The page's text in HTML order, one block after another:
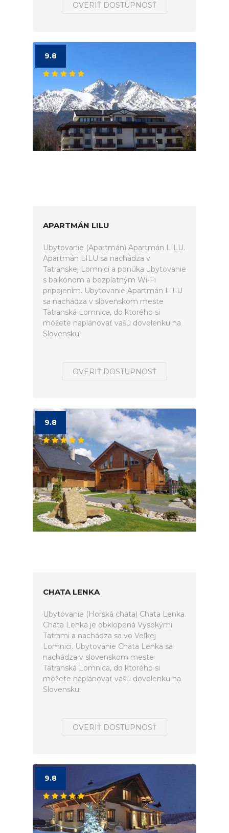
OVERIŤ DOSTUPNOSŤ
9.8
APARTMÁN LILU
Ubytovanie (Apartmán) Apartmán LILU.
Apartmán LILU sa nachádza v
Tatranskej Lomnici a ponúka ubytovanie
s balkónom a bezplatným Wi-Fi
pripojením. Ubytovanie Apartmán LILU
sa nachádza v slovenskom meste
Tatranská Lomnica, do ktorého si
môžete naplánovať vašú dovolenku na
Slovensku.
OVERIŤ DOSTUPNOSŤ
9.8
CHATA LENKA
Ubytovanie (Horská chata) Chata Lenka.
Chata Lenka je obklopená Vysokými
Tatrami a nachádza sa vo Veľkej
Lomnici. Ubytovanie Chata Lenka sa
nachádza v slovenskom meste
Tatranská Lomnica, do ktorého si
môžete naplánovať vašú dovolenku na
Slovensku.
OVERIŤ DOSTUPNOSŤ
9.8